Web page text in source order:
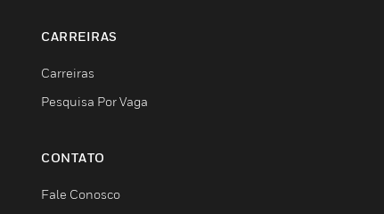
CARREIRAS
Carreiras
Pesquisa Por Vaga
CONTATO
Fale Conosco